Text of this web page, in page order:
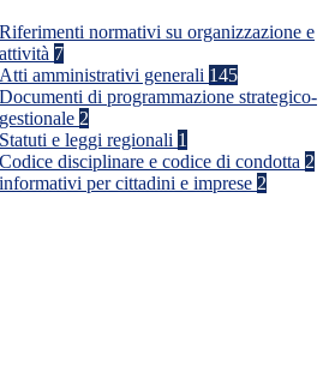
Riferimenti normativi su organizzazione e
attività 7
Atti amministrativi generali 145
Documenti di programmazione strategico-
gestionale 2
Statuti e leggi regionali 1
Codice disciplinare e codice di condotta 2
per cittadini e imprese 2